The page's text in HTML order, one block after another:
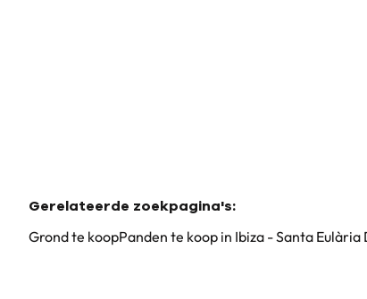
Gerelateerde zoekpagina's:
Grond te koopPanden te koop in Ibiza - Santa Eulària